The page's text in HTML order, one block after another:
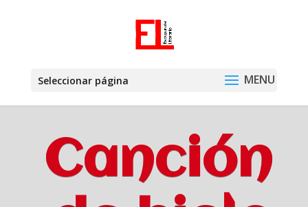
Seleccionar página
Canción